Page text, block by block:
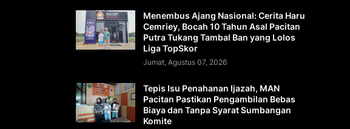
Menembus Ajang Nasional: Cerita Haru
Cemriey, Bocah 10 Tahun Asal Pacitan
Putra Tukang Tambal Ban yang Lolos
Liga TopSkor
Jumat, Agustus 07, 2026
Tepis Isu Penahanan Ijazah, MAN
Pacitan Pastikan Pengambilan Bebas
Biaya dan Tanpa Syarat Sumbangan
Komite